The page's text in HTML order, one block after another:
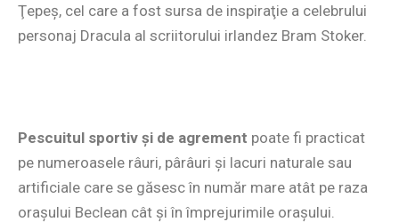
Ţepeş, cel care a fost sursa de inspiraţie a celebrului
personaj Dracula al scriitorului irlandez Bram Stoker.
Pescuitul sportiv şi de agrement poate fi practicat
pe numeroasele râuri, pârâuri şi lacuri naturale sau
artificiale care se găsesc în număr mare atât pe raza
oraşului Beclean cât şi în împrejurimile oraşului.